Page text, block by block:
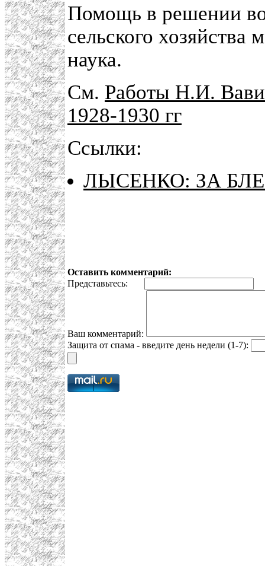
Помощь в решении
сельского хозяйства
наука.
См. Работы Н.И.
1928-1930 гг
Ссылки:
ЛЫСЕНКО: ЗА
Оставить комментарий:
Представьтесь:
Ваш комментарий:
Защита от спама - введите день недели (1-7):